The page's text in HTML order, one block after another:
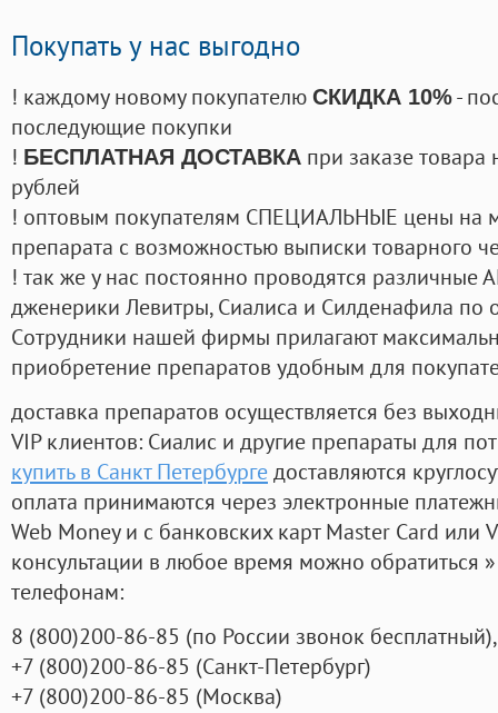
Покупать у нас выгодно
! каждому новому покупателю СКИДКА 10%-
последующие покупки
! БЕСПЛАТНАЯ ДОСТАВКА при заказе
рублей
! оптовым покупателям СПЕЦИАЛЬНЫЕ цены на
препарата с возможностью выписки товарного
! так же у нас постоянно проводятся
дженерики Левитры, Сиалиса и Силденафила по
Cотрудники нашей фирмы прилагают
приобретение препаратов удобным для
доставка препаратов осуществляется без
VIP клиентов: Сиалис и другие препараты для
купить в Санкт Петербургедоставляются
оплата принимаются через электронные
Web Money и с банковских карт Master Card или
консультации в любое время можно обратиться
телефонам:
8 (800)200-86-85 (по России звонок бесплатный),
+7 (800)200-86-85 (Санкт-Петербург)
+7 (800)200-86-85 (Москва)